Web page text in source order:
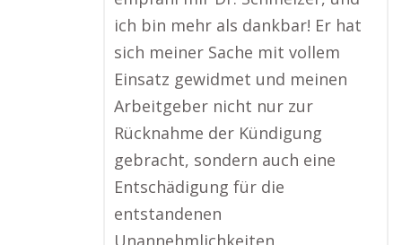
ich bin mehr als dankbar! Er hat
sich meiner Sache mit vollem
Einsatz gewidmet und meinen
Arbeitgeber nicht nur zur
Rücknahme der Kündigung
gebracht, sondern auch eine
Entschädigung für die
entstandenen
Unannehmlichkeiten